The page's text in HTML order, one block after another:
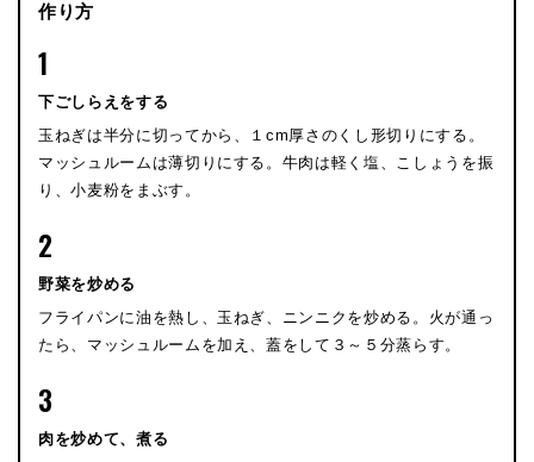
作り方
1
下ごしらえをする
玉ねぎは半分に切ってから、１cm厚さのくし形切りにする。
マッシュルームは薄切りにする。牛肉は軽く塩、こしょうを振
り、小麦粉をまぶす。
2
野菜を炒める
フライパンに油を熱し、玉ねぎ、ニンニクを炒める。火が通っ
たら、マッシュルームを加え、蓋をして３～５分蒸らす。
3
肉を炒めて、煮る